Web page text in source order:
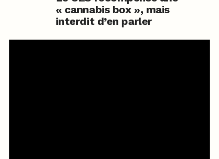
« cannabis box », mais
interdit d’en parler